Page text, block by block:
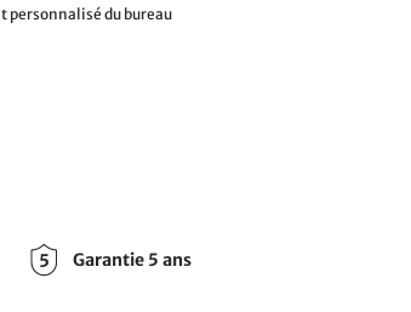
personnalisé du bureau
Garantie 5 ans